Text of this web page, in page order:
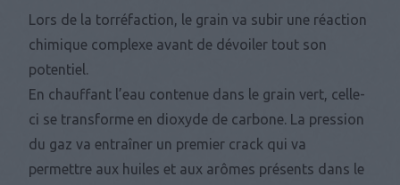
Lors de la torréfaction, le grain va subir une réaction
chimique complexe avant de dévoiler tout son
potentiel.
En chauffant l’eau contenue dans le grain vert, celle-
ci se transforme en dioxyde de carbone. La pression
du gaz va entraîner un premier crack qui va
permettre aux huiles et aux arômes présents dans le